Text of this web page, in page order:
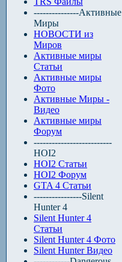
---------------Активные
Миры
НОВОСТИ из
Миров
Активные миры
Статьи
Активные миры
Фото
Активные Миры -
Видео
Активные миры
Форум
--------------------------
HOI2
HOI2 Статьи
HOI2 Форум
GTA 4 Статьи
----------------Silent
Hunter 4
Silent Hunter 4
Статьи
Silent Hunter 4 Фото
Silent Hunter Видео